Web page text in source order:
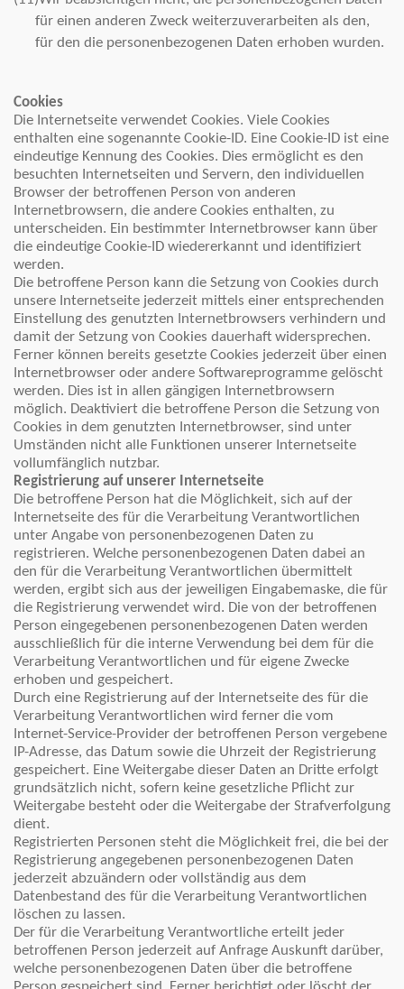
für einen anderen Zweck weiterzuverarbeiten als den,
für den die personenbezogenen Daten erhoben wurden.
Cookies
Die Internetseite verwendet Cookies. Viele Cookies
enthalten eine sogenannte Cookie-ID. Eine Cookie-ID ist eine
eindeutige Kennung des Cookies. Dies ermöglicht es den
besuchten Internetseiten und Servern, den individuellen
Browser der betroffenen Person von anderen
Internetbrowsern, die andere Cookies enthalten, zu
unterscheiden. Ein bestimmter Internetbrowser kann über
die eindeutige Cookie-ID wiedererkannt und identifiziert
werden.
Die betroffene Person kann die Setzung von Cookies durch
unsere Internetseite jederzeit mittels einer entsprechenden
Einstellung des genutzten Internetbrowsers verhindern und
damit der Setzung von Cookies dauerhaft widersprechen.
Ferner können bereits gesetzte Cookies jederzeit über einen
Internetbrowser oder andere Softwareprogramme gelöscht
werden. Dies ist in allen gängigen Internetbrowsern
möglich. Deaktiviert die betroffene Person die Setzung von
Cookies in dem genutzten Internetbrowser, sind unter
Umständen nicht alle Funktionen unserer Internetseite
vollumfänglich nutzbar.
Registrierung auf unserer Internetseite
Die betroffene Person hat die Möglichkeit, sich auf der
Internetseite des für die Verarbeitung Verantwortlichen
unter Angabe von personenbezogenen Daten zu
registrieren. Welche personenbezogenen Daten dabei an
den für die Verarbeitung Verantwortlichen übermittelt
werden, ergibt sich aus der jeweiligen Eingabemaske, die für
die Registrierung verwendet wird. Die von der betroffenen
Person eingegebenen personenbezogenen Daten werden
ausschließlich für die interne Verwendung bei dem für die
Verarbeitung Verantwortlichen und für eigene Zwecke
erhoben und gespeichert.
Durch eine Registrierung auf der Internetseite des für die
Verarbeitung Verantwortlichen wird ferner die vom
Internet-Service-Provider der betroffenen Person vergebene
IP-Adresse, das Datum sowie die Uhrzeit der Registrierung
gespeichert. Eine Weitergabe dieser Daten an Dritte erfolgt
grundsätzlich nicht, sofern keine gesetzliche Pflicht zur
Weitergabe besteht oder die Weitergabe der Strafverfolgung
dient.
Registrierten Personen steht die Möglichkeit frei, die bei der
Registrierung angegebenen personenbezogenen Daten
jederzeit abzuändern oder vollständig aus dem
Datenbestand des für die Verarbeitung Verantwortlichen
löschen zu lassen.
Der für die Verarbeitung Verantwortliche erteilt jeder
betroffenen Person jederzeit auf Anfrage Auskunft darüber,
welche personenbezogenen Daten über die betroffene